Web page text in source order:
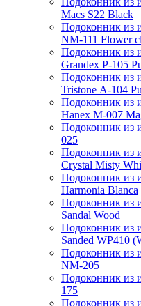
Macs S22 Black
Подоконник из
NM-111 Flower
Подоконник из
Grandex P-105
Подоконник из
Tristone А-104
Подоконник из
Hanex M-007
Подоконник из
025
Подоконник из
Crystal Misty
Подоконник из
Harmonia Blanca
Подоконник из
Sandal Wood
Подоконник из
Sanded WP410
Подоконник из
NM-205
Подоконник из
175
Подоконник из